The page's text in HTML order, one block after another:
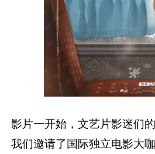
影片一开始，文艺片影迷们
我们邀请了国际独立电影大